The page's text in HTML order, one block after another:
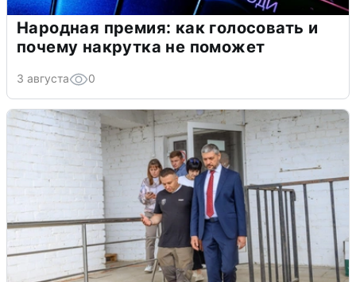
Народная премия: как голосовать и
почему накрутка не поможет
3 августа 0